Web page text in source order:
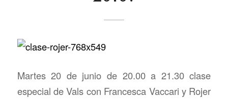
Martes 20 de junio de 20.00 a 21.30 clase
especial de Vals con Francesca Vaccari y Rojer